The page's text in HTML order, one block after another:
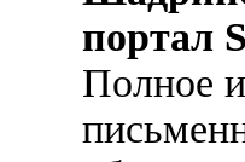
портал
Полное